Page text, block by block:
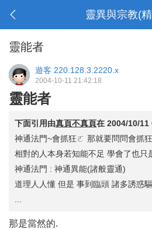
靈異與宗教(
靈能者
遊客 220.128.3.2220.x
2004-10-11 21:42:18
靈能者
下面引用由真頁不真頁在 2004/10/11
神通法門~會抓狂ㄛ 那就要問問會抓
相對的人本身若知能不足 學會了也只
神通法門 : 神通異能(諸般靈通)
道理人人懂 但是 事到臨頭 諸多誘惑
那是當然的.